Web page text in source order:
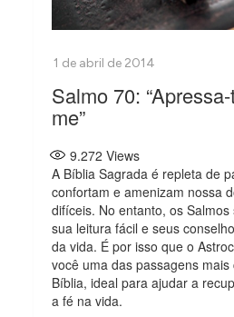
Salmo 70:
me”
9.272 Views
A Bíblia Sagrada é repleta de
confortam e amenizam nossa
difíceis. No entanto, os
sua leitura fácil e seus
da vida. É por isso que o
você uma das passagens
Bíblia, ideal para ajudar a
a fé na vida.